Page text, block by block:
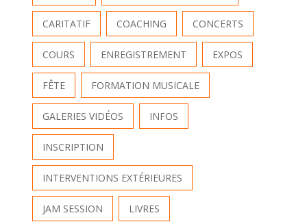
CARITATIF COACHING CONCERTS
COURS ENREGISTREMENT EXPOS
FÊTE FORMATION MUSICALE
GALERIES VIDÉOS INFOS
INSCRIPTION
INTERVENTIONS EXTÉRIEURES
JAM SESSION LIVRES